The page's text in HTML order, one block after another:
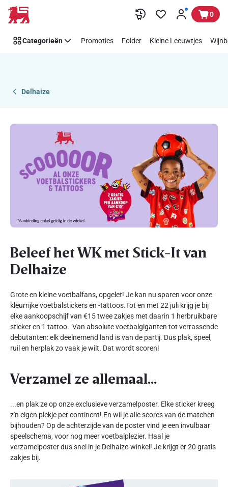
Overslaan 0
Categorieën Promoties Folder Kleine Leeuwtjes
Delhaize
Beleef het WK met Stick-It van
Delhaize
Grote en kleine voetbalfans, opgelet! Je kan nu sparen voor onze
kleurrijke voetbalstickers en -tattoos.Tot en met 22 juli krijg je bij
elke aankoopschijf van €15 twee zakjes met daarin 1 herbruikbare
sticker en 1 tattoo. Van absolute voetbalgiganten tot verrassende
debutanten: elk deelnemend land is van de partij. Dus plak, speel,
ruil en herplak zo vaak je wilt. Dat wordt scoren!
Verzamel ze allemaal...
...en plak ze op onze exclusieve verzamelposter. Elke sticker kreeg
z'n eigen plekje per continent! En wil je alle scores van de matchen
bijhouden? Op de achterzijde van de poster vind je een invulbaar
speelschema, voor nog meer voetbalplezier. Haal je
verzamelposter dus snel in je Delhaize-winkel! Je krijgt er 20 gratis
zakjes bij.